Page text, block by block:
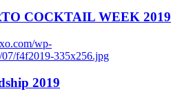
COCKTAIL WEEK 2019
wp-
07/f4f2019-335x256.jpg
2019